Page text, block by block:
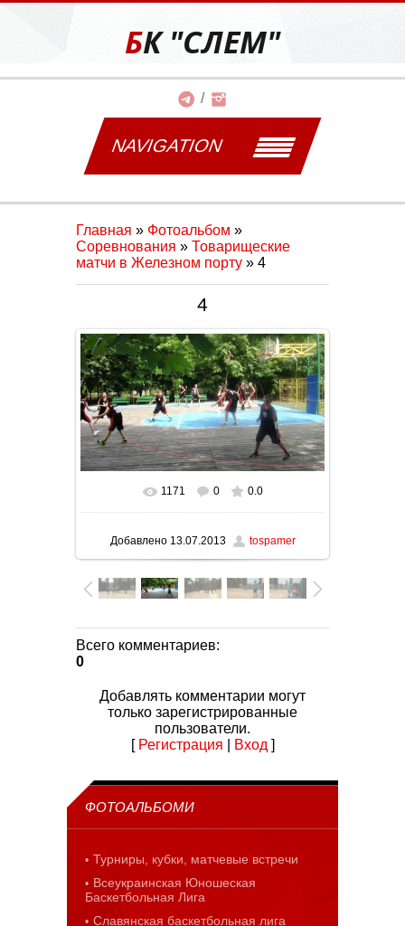
БК "СЛЕМ"
NAVIGATION
Главная » Фотоальбом »
Соревнования » Товарищеские
матчи в Железном порту » 4
4
В реальном размере 800x450
1171 0 0.0
Добавлено13.07.2013 tospamer
Всего комментариев:
0
Добавлять комментарии могут
только зарегистрированные
пользователи.
[ Регистрация Вход ]
ФОТОАЛЬБОМИ
Турниры, кубки, матчевые встречи
Всеукраинская Юношеская
Баскетбольная Лига
Славянская баскетбольная лига